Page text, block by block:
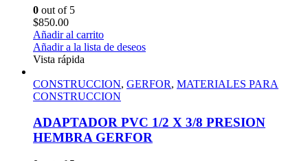
0 out of 5
$850.00
Añadir al carrito
Añadir a la lista de deseos
Vista rápida
CONSTRUCCION, GERFOR, MATERIALES PARA
CONSTRUCCION
ADAPTADOR PVC 1/2 X 3/8 PRESION
HEMBRA GERFOR